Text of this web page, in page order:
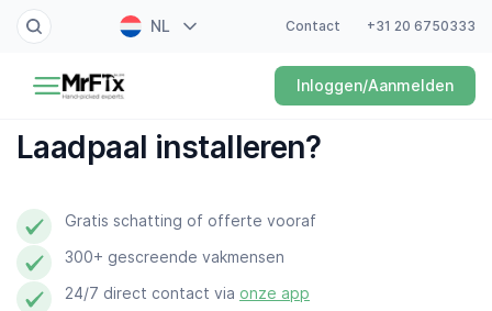
NL
FR
ES
Contact +31 20 6750333
Inloggen/Aanmelden
Schilder
Elektricien
Loodgieter
Slotenmaker
Laadpaal installeren?
Gratis schatting of offerte vooraf
300+ gescreende vakmensen
24/7 direct contact via onze app